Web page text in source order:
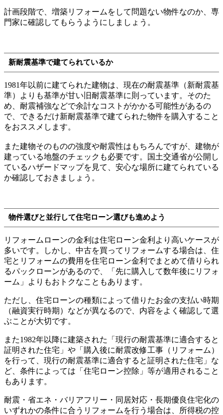
計画段階で、増築リフォームをして問題ない物件なのか、専
門家に確認してもらうようにしましょう。
新耐震基準で建てられているか
1981年以前に建てられた建物は、現在の耐震基準（新耐震基
準）よりも基準が甘い旧耐震基準に則っています。そのた
め、耐震補強などで余計なコストがかかる可能性があるの
で、できるだけ新耐震基準で建てられた物件を購入すること
をおススメします。
また建物そのものの強度や耐震性はもちろんですが、建物が
建っている地盤のチェックも必要です。国土交通省が公開し
ているハザードマップを見て、安心な場所に建てられている
か確認しておきましょう。
物件選びと並行して住宅ローン選びも進めよう
リフォームローンの金利は住宅ローン金利より高いケースが
多いです。しかし、中古を買ってリフォームする場合は、住
宅とリフォームの費用を住宅ローン金利でまとめて借りられ
るパックローンがあるので、「先に購入して数年後にリフォ
ーム」よりもおトクなこともあります。
ただし、住宅ローンの種類によって借りたお金の支払い時期
（融資実行時期）などが異なるので、内容をよく確認して選
ぶことが大切です。
また1982年以降に建築された「現行の耐震基準に適合すると
証明された住宅」や「購入後に耐震改修工事（リフォーム）
を行って、現行の耐震基準に適合すると証明された住宅」な
ど、条件によっては「住宅ローン控除」等が適用されること
もあります。
耐震・省エネ・バリアフリー・同居対応・長期優良住宅化の
いずれかの条件に合うリフォームを行う場合は、所得税の控